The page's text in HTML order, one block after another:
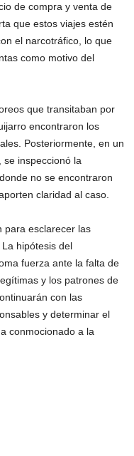
de compra y venta de
que estos viajes estén
el narcotráfico, lo que
como motivo del
que transitaban por
encontraron los
Posteriormente, en un
se inspeccionó la
no se encontraron
claridad al caso.
para esclarecer las
hipótesis del
fuerza ante la falta de
y los patrones de
con las
y determinar el
conmocionado a la